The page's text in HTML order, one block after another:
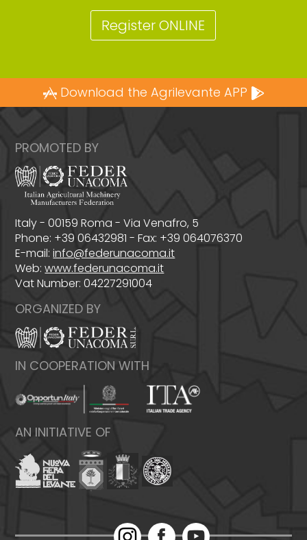
Register ONLINE
Download the Agrilevante APP
PROMOTED BY
Italy - 00159 Roma - Via Venafro, 5
Phone: +39 06432981 - Fax: +39 064076370
E-mail:info@federunacoma.it
Web:www.federunacoma.it
Vat Number: 04227291004
ORGANIZED BY
IN COOPERATION WITH
AN INITIATIVE OF